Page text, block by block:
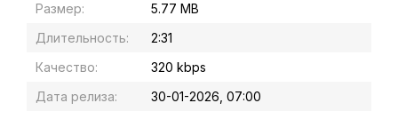
Размер:
5.77 MB
Длительность:
2:31
Качество:
320 kbps
Дата релиза:
30-01-2026, 07:00